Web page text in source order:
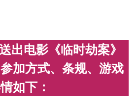
出电影《临时劫案》
加方式、条规、游戏
如下：